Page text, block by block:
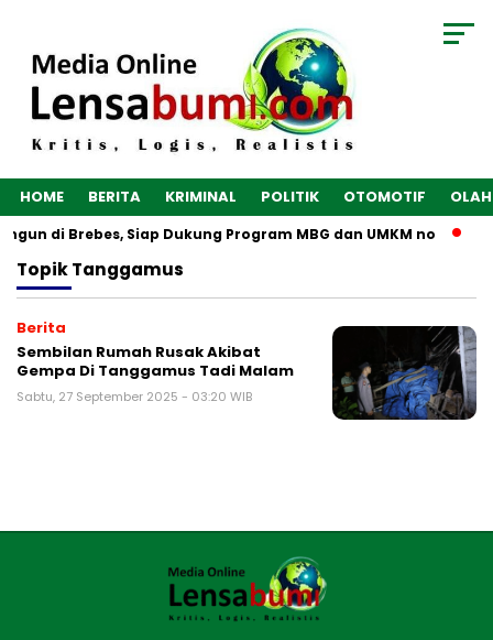
HOME BERITA KRIMINAL POLITIK OTOMOTIF
di Brebes, Siap Dukung Program MBG dan UMKM no
TopikTanggamus
Berita
Sembilan Rumah Rusak Akibat
Gempa Di Tanggamus Tadi Malam
Sabtu, 27 September 2025 - 03:20 WIB